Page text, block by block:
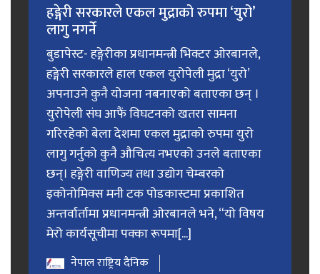
हङ्गेरी सरकारले एकल मुद्राको रुपमा ‘युरो’
लागु नगर्ने
बुडापेस्ट- हङ्गेरीका प्रधानमन्त्री भिक्टर ओरबानले,
हङ्गेरी सरकारले हाल एकल युरोपेली मुद्रा ‘युरो’
अपनाउने कुनै योजना नबनाएको बताएका छन् ।
युरोपेली संघ आफैं विघटनको खतरा सामना
गरिरहेको बेला देशमा एकल मुद्राको रुपमा युरो
लागु गर्नुको कुनै औचित्य नभएको उनले बताएका
छन्। हङ्गेरी वाणिज्य तथा उद्योग चेम्बरको
इकोनोमिक्स मनी टक पोडकास्टमा प्रकाशित
अन्तर्वार्तामा प्रधानमन्त्री ओरबानले भने, “यो विषय
मेरो कार्यसूचीमा पक्का रूपमा[...]
नेपाल राष्ट्रिय दैनिक